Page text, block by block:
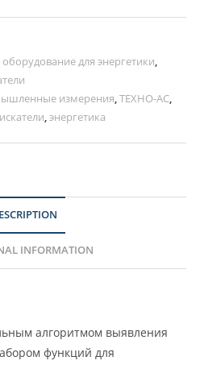
для энергетики,
измерения,ТЕХНО-АС,
,энергетика
INFORMATION
алгоритмом выявления
функций для